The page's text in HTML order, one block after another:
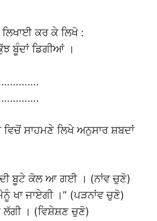
ਕਰ ਕੇ ਲਿਖੋ :
ਬੂੰਦਾਂ ਡਿਗੀਆਂ ।
ਸਾਹਮਣੇ ਲਿਖੇ ਅਨੁਸਾਰ ਸ਼ਬਦਾਂ
ਬੂਟੇ ਕੋਲ ਆ ਗਈ । (ਨਾਂਵ ਚੁਣੋ)
ਖਾ ਜਾਏਗੀ ।” (ਪੜਨਾਂਵ ਚੁਣੋ)
। (ਵਿਸ਼ੇਸ਼ਣ ਚੁਣੋ)